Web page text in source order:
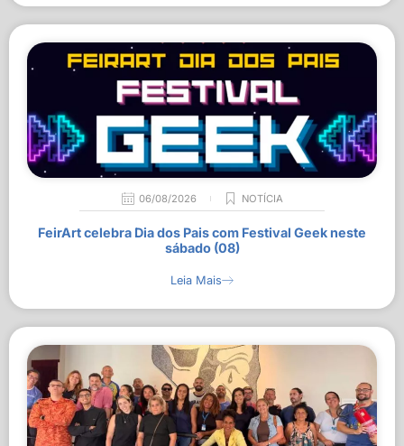
06/08/2026 NOTÍCIA
FeirArt celebra Dia dos Pais com Festival Geek neste
sábado (08)
Leia Mais